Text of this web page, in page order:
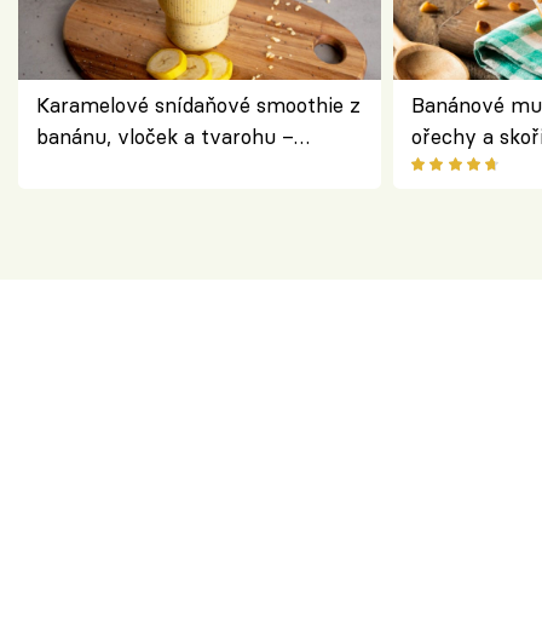
Karamelové snídaňové smoothie z
banánu, vloček a tvarohu –
Banánové
ořechy a